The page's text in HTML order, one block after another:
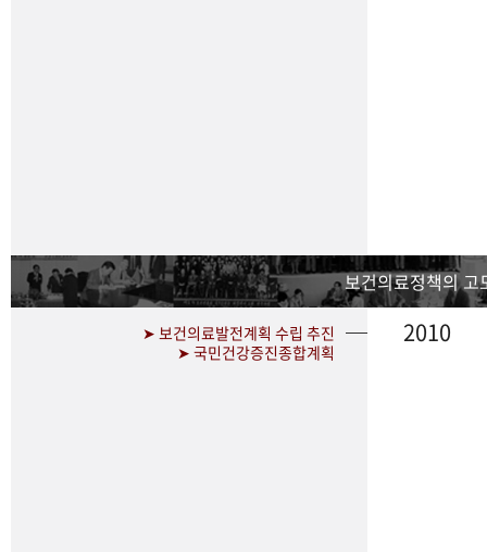
보건의료정책의 고
➤ 보건의료발전계획 수립 추진
➤ 국민건강증진종합계획
2010